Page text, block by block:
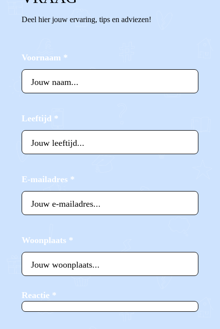
Deel hier jouw ervaring, tips en adviezen!
Voornaam *
Leeftijd *
E-mailadres *
Woonplaats *
Reactie *